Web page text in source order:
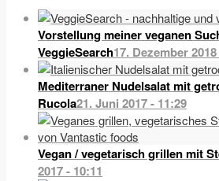
Vorstellung meiner veganen
VeggieSearch17. Dezember
Mediterraner Nudelsalat mit
Rucola21. Juni 2017 - 11:29
Vegan / vegetarisch grillen mit
2017 - 10:11